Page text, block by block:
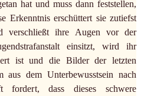
hat und muss dann feststellen,
Erkenntnis erschüttert sie zutiefst
verschließt ihre Augen vor der
einsitzt, wird ihr
ist und die Bilder der letzten
aus dem Unterbewusstsein nach
fordert, dass dieses schwere